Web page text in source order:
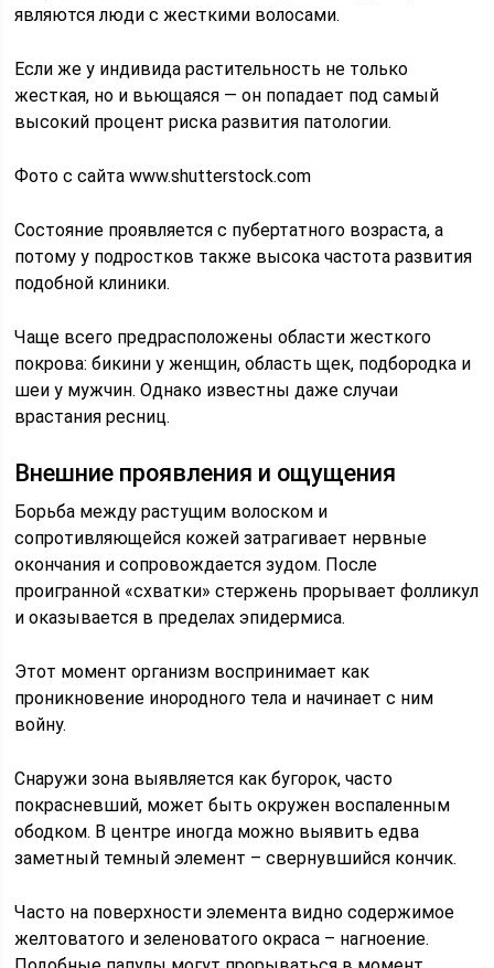
являются люди с жесткими волосами.
Если же у индивида растительность не только
жесткая, но и вьющаяся — он попадает под самый
высокий процент риска развития патологии.
Фото с сайта www.shutterstock.com
Состояние проявляется с пубертатного возраста, а
потому у подростков также высока частота развития
подобной клиники.
Чаще всего предрасположены области жесткого
покрова: бикини у женщин, область щек, подбородка и
шеи у мужчин. Однако известны даже случаи
врастания ресниц.
Внешние проявления и ощущения
Борьба между растущим волоском и
сопротивляющейся кожей затрагивает нервные
окончания и сопровождается зудом. После
проигранной «схватки» стержень прорывает фолликул
и оказывается в пределах эпидермиса.
Этот момент организм воспринимает как
проникновение инородного тела и начинает с ним
войну.
Снаружи зона выявляется как бугорок, часто
покрасневший, может быть окружен воспаленным
ободком. В центре иногда можно выявить едва
заметный темный элемент – свернувшийся кончик.
Часто на поверхности элемента видно содержимое
желтоватого и зеленоватого окраса – нагноение.